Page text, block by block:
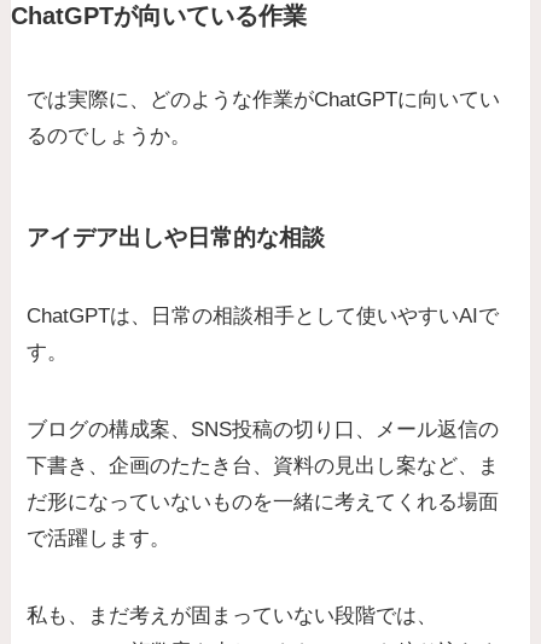
ChatGPTが向いている作業
では実際に、どのような作業がChatGPTに向いてい
るのでしょうか。
アイデア出しや日常的な相談
ChatGPTは、日常の相談相手として使いやすいAIで
す。
ブログの構成案、SNS投稿の切り口、メール返信の
下書き、企画のたたき台、資料の見出し案など、ま
だ形になっていないものを一緒に考えてくれる場面
で活躍します。
私も、まだ考えが固まっていない段階では、